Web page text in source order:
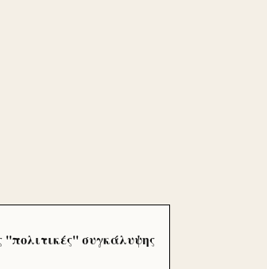
συγκάλυψης